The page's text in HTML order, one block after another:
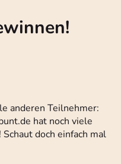
anderen Teilnehmer:
hat noch viele
Schaut doch einfach mal